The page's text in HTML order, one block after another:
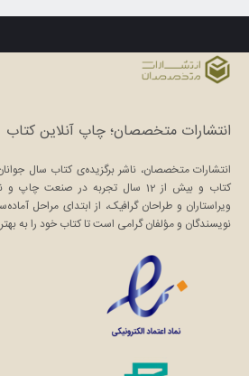
انتشارات متخصصان؛ چاپ آنلاین کتاب
کتاب و بیش از 12 سال تجربه در صنعت
ویراستاران و طراحان گرافیک، از ابتدای مراحل
نویسندگان و مؤلفان گرامی است تا کتاب خود را به